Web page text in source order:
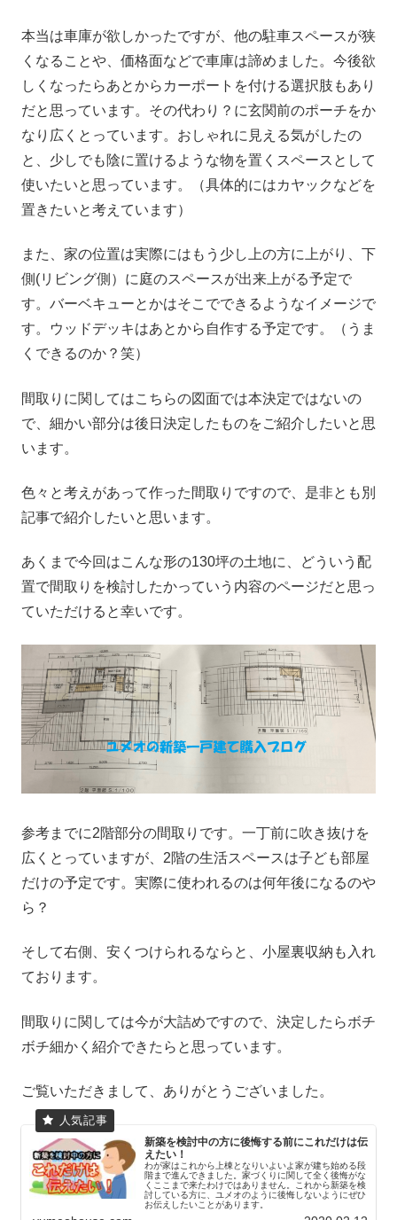
本当は車庫が欲しかったですが、他の駐車スペースが狭
くなることや、価格面などで車庫は諦めました。今後欲
しくなったらあとからカーポートを付ける選択肢もあり
だと思っています。その代わり？に玄関前のポーチをか
なり広くとっています。おしゃれに見える気がしたの
と、少しでも陰に置けるような物を置くスペースとして
使いたいと思っています。（具体的にはカヤックなどを
置きたいと考えています）
また、家の位置は実際にはもう少し上の方に上がり、下
側(リビング側）に庭のスペースが出来上がる予定で
す。バーベキューとかはそこでできるようなイメージで
す。ウッドデッキはあとから自作する予定です。（うま
くできるのか？笑）
間取りに関してはこちらの図面では本決定ではないの
で、細かい部分は後日決定したものをご紹介したいと思
います。
色々と考えがあって作った間取りですので、是非とも別
記事で紹介したいと思います。
あくまで今回はこんな形の130坪の土地に、どういう配
置で間取りを検討したかっていう内容のページだと思っ
ていただけると幸いです。
参考までに2階部分の間取りです。一丁前に吹き抜けを
広くとっていますが、2階の生活スペースは子ども部屋
だけの予定です。実際に使われるのは何年後になるのや
ら？
そして右側、安くつけられるならと、小屋裏収納も入れ
ております。
間取りに関しては今が大詰めですので、決定したらボチ
ボチ細かく紹介できたらと思っています。
ご覧いただきまして、ありがとうございました。
新築を検討中の方に後悔する前にこれだけは伝
えたい！
わが家はこれから上棟となりいよいよ家が建ち始める段
階まで進んできました。家づくりに関して全く後悔がな
くここまで来たわけではありません。これから新築を検
討している方に、ユメオのように後悔しないようにぜひ
お伝えしたいことがあります。